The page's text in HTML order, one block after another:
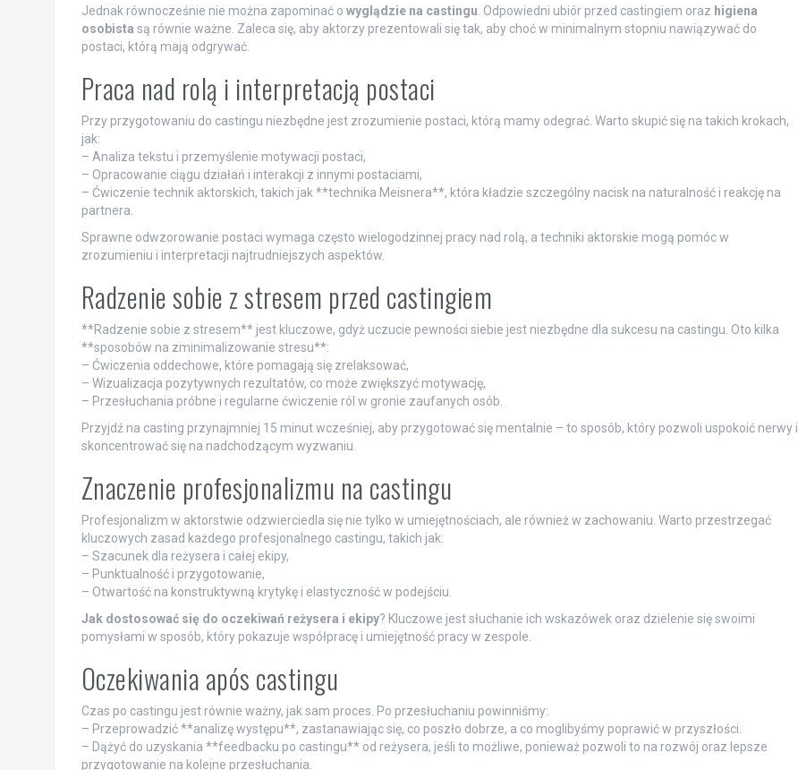
Jednak równocześnie nie można zapominać o wyglądzie na castingu. Odpowiedni ubiór przed castingiem oraz higiena
osobista są równie ważne. Zaleca się, aby aktorzy prezentowali się tak, aby choć w minimalnym stopniu nawiązywać do
postaci, którą mają odgrywać.
Praca nad rolą i interpretacją postaci
Przy przygotowaniu do castingu niezbędne jest zrozumienie postaci, którą mamy odegrać. Warto skupić się na takich krokach,
jak:
– Analiza tekstu i przemyślenie motywacji postaci,
– Opracowanie ciągu działań i interakcji z innymi postaciami,
– Ćwiczenie technik aktorskich, takich jak **technika Meisnera**, która kładzie szczególny nacisk na naturalność i reakcję na
partnera.
Sprawne odwzorowanie postaci wymaga często wielogodzinnej pracy nad rolą, a techniki aktorskie mogą pomóc w
zrozumieniu i interpretacji najtrudniejszych aspektów.
Radzenie sobie z stresem przed castingiem
**Radzenie sobie z stresem** jest kluczowe, gdyż uczucie pewności siebie jest niezbędne dla sukcesu na castingu. Oto kilka
**sposobów na zminimalizowanie stresu**:
– Ćwiczenia oddechowe, które pomagają się zrelaksować,
– Wizualizacja pozytywnych rezultatów, co może zwiększyć motywację,
– Przesłuchania próbne i regularne ćwiczenie ról w gronie zaufanych osób.
Przyjdź na casting przynajmniej 15 minut wcześniej, aby przygotować się mentalnie – to sposób, który pozwoli uspokoić nerwy i
skoncentrować się na nadchodzącym wyzwaniu.
Znaczenie profesjonalizmu na castingu
Profesjonalizm w aktorstwie odzwierciedla się nie tylko w umiejętnościach, ale również w zachowaniu. Warto przestrzegać
kluczowych zasad każdego profesjonalnego castingu, takich jak:
– Szacunek dla reżysera i całej ekipy,
– Punktualność i przygotowanie,
– Otwartość na konstruktywną krytykę i elastyczność w podejściu.
Jak dostosować się do oczekiwań reżysera i ekipy? Kluczowe jest słuchanie ich wskazówek oraz dzielenie się swoimi
pomysłami w sposób, który pokazuje współpracę i umiejętność pracy w zespole.
Oczekiwania após castingu
Czas po castingu jest równie ważny, jak sam proces. Po przesłuchaniu powinniśmy:
– Przeprowadzić **analizę występu**, zastanawiając się, co poszło dobrze, a co moglibyśmy poprawić w przyszłości.
– Dążyć do uzyskania **feedbacku po castingu** od reżysera, jeśli to możliwe, ponieważ pozwoli to na rozwój oraz lepsze
przygotowanie na kolejne przesłuchania.